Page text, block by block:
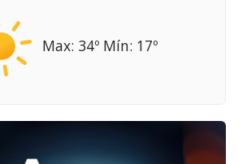
Max: 34º Mín: 17º